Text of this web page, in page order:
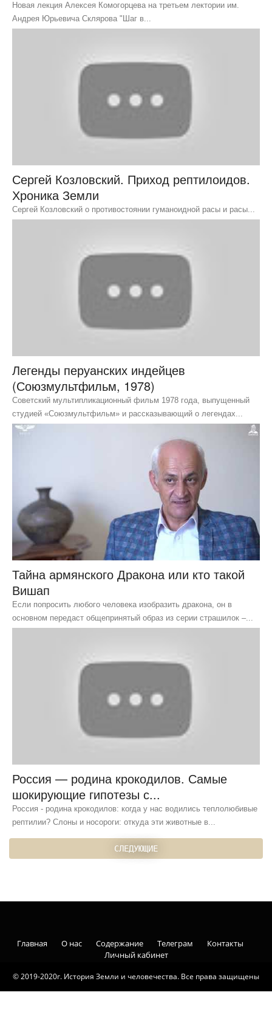
Новая лекция‏ ‎Алексея ‎Комогорцева‏ ‎на ‎третьем ‎лектории ‎им.‏
‎Андрея ‎Юрьевича‏ ‎Склярова‏ ‎"Шаг‏ ‎в...
Сергей Козловский. Приход рептилоидов.
Хроника Земли
Сергей Козловский о противостоянии гуманоидной расы и расы...
Легенды перуанских индейцев
(Союзмультфильм, 1978)
Советский мультипликационный фильм 1978 года, выпущенный
студией «Союзмультфильм» и рассказывающий о легендах...
Тайна армянского Дракона или кто такой
Вишап
Если попросить любого человека изобразить дракона, он в
основном передаст общепринятый образ из серии страшилок –...
Россия — родина крокодилов. Самые
шокирующие гипотезы с...
Россия - родина крокодилов: когда у нас водились теплолюбивые
рептилии? Слоны и носороги: откуда эти животные в...
СЛЕДУЮЩИЕ
© 2019-2020г. История Земли и человечества. Все права защищены
Главная О нас Содержание Телеграм
Контакты
Личный кабинет